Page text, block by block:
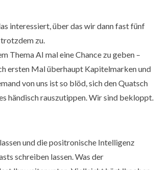
interessiert, über das wir dann fast fünf
trotzdem zu.
Thema AI mal eine Chance zu geben –
ersten Mal überhaupt Kapitelmarken und
von uns ist so blöd, sich den Quatsch
händisch rauszutippen. Wir sind bekloppt.
und die positronische Intelligenz
schreiben lassen. Was der